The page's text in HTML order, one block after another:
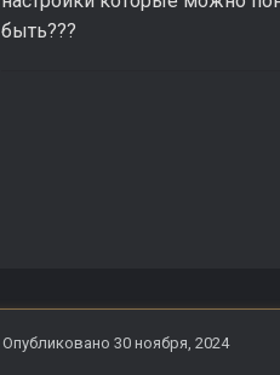
быть???
Опубликовано 30 ноября, 2024